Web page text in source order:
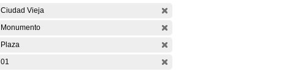
Ciudad Vieja
Monumento
Plaza
01